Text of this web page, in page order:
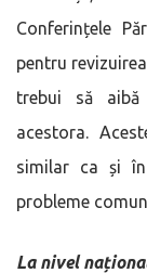
Conferințele
pentru
trebui să
acestora.
similar ca și
probleme
La nivel